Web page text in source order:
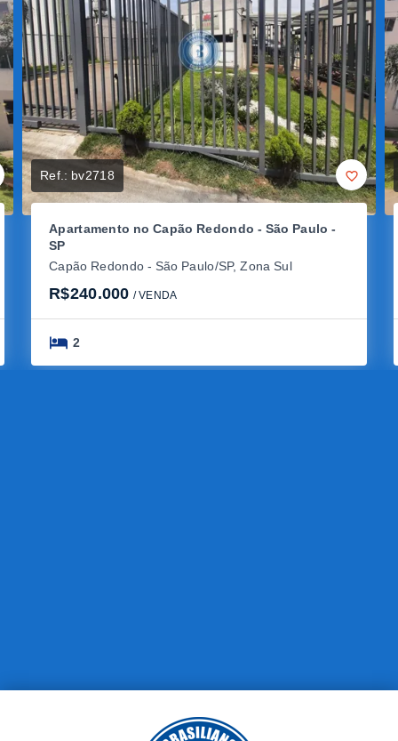
Ref.: bv2718
Apartamento no Capão Redondo - São Paulo -
SP
Capão Redondo - São Paulo/SP, Zona Sul
R$240.000 / VENDA
2